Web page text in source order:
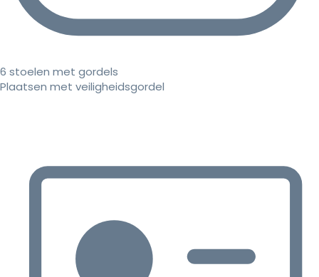
6 stoelen met gordels
Plaatsen met veiligheidsgordel